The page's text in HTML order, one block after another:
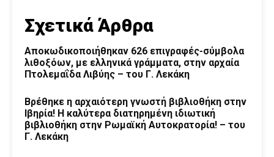
Σχετικά Άρθρα
Αποκωδικοποιήθηκαν 626 επιγραφές-σύμβολα
λιθοξόων, με ελληνικά γράμματα, στην αρχαία
Πτολεμαΐδα Λιβύης – του Γ. Λεκάκη
Βρέθηκε η αρχαιότερη γνωστή βιβλιοθήκη στην
Ιβηρία! Η καλύτερα διατηρημένη ιδιωτική
βιβλιοθήκη στην Ρωμαϊκή Αυτοκρατορία! – του
Γ. Λεκάκη